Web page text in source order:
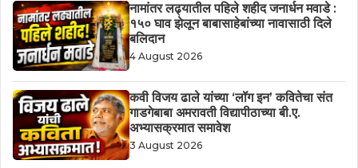
नामांतर लढ्यातील पहिले शहीद जनार्धन मवाडे :
१५० घाव झेलून बाबासाहेबांच्या नावासाठी दिले
बलिदान
4 August 2026
कवी विजय ढाले यांच्या ‘लॉग इन’ कवितेचा संत
गाडगेबाबा अमरावती विद्यापीठाच्या बी.ए.
अभ्यासक्रमात समावेश
3 August 2026